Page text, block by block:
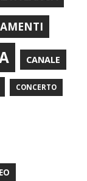
CANALE
CONCERTO